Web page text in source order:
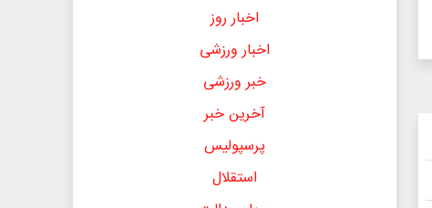
اخبار روز
اخبار ورزشی
خبر ورزشی
آخرین خبر
پرسپولیس
استقلال